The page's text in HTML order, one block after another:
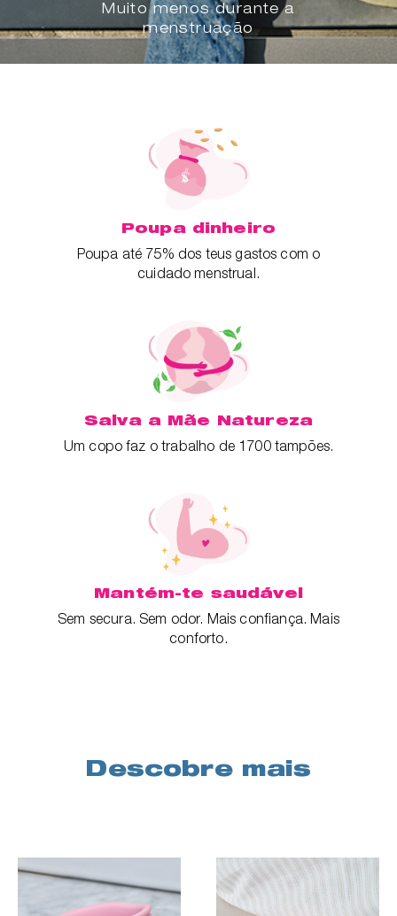
Muito menos durante a
menstruação
Poupa dinheiro
Poupa até 75% dos teus gastos com o
cuidado menstrual.
Salva a Mãe Natureza
Um copo faz o trabalho de 1700 tampões.
Mantém-te saudável
Sem secura. Sem odor. Mais confiança. Mais
conforto.
Descobre mais